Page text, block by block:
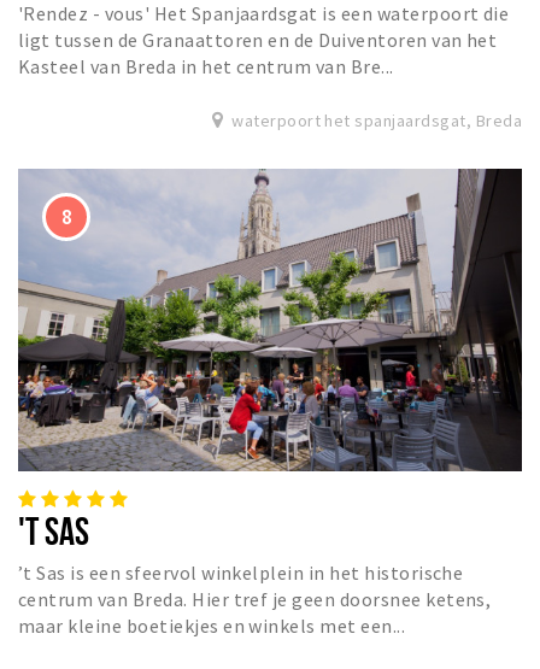
'Rendez - vous' Het Spanjaardsgat is een waterpoort die
ligt tussen de Granaattoren en de Duiventoren van het
Kasteel van Breda in het centrum van Bre...
waterpoort het spanjaardsgat, Breda
'T SAS
’t Sas is een sfeervol winkelplein in het historische
centrum van Breda. Hier tref je geen doorsnee ketens,
maar kleine boetiekjes en winkels met een...